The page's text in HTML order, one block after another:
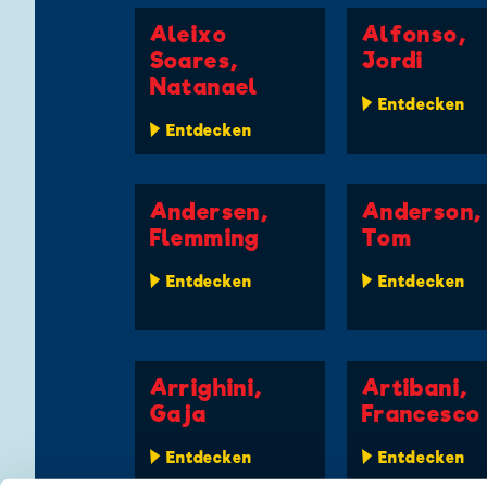
Aleixo
Soares,
Natanael
Entdecken
Alfonso,
Jordi
Entdecken
Andersen,
Flemming
Entdecken
Anderson,
Tom
Entdecken
Arrighini,
Gaja
Entdecken
Artibani,
Francesco
Entdecken